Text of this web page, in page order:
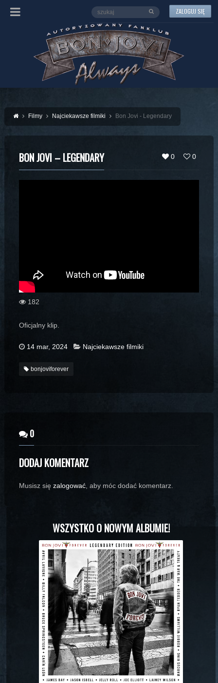
ZALOGUJ SIĘ
Filmy Najciekawsze filmiki Bon Jovi - Legendary
0 0
BON JOVI – LEGENDARY
182
Oficjalny klip.
14 mar, 2024 Najciekawsze filmiki
bonjoviforever
0
DODAJ KOMENTARZ
Musisz się zalogować, aby móc dodać komentarz.
WSZYSTKO O NOWYM ALBUMIE!